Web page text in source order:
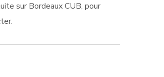
sur Bordeaux CUB, pour